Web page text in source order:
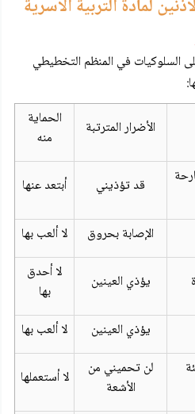
لمادة التربية الأسرية
السلوكيات في المنظم التخطيطي
الأضرار المترتبة
الحماية
منه
قد تؤذيني أبتعد عنها
الإصابة بحروق لا ألعب بها
يؤذي العينين
لا أحدق
بها
يؤذي العينين
لا ألعب بها
لن تحميني من
الأشعة
لا أستعملها